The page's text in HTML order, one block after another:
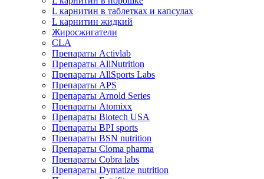
L карнитин в таблетках и капсулах
L карнитин жидкий
Жиросжигатели
CLA
Препараты Activlab
Препараты AllNutrition
Препараты AllSports Labs
Препараты APS
Препараты Arnold Series
Препараты Atomixx
Препараты Biotech USA
Препараты BPI sports
Препараты BSN nutrition
Препараты Cloma pharma
Препараты Cobra labs
Препараты Dymatize nutrition